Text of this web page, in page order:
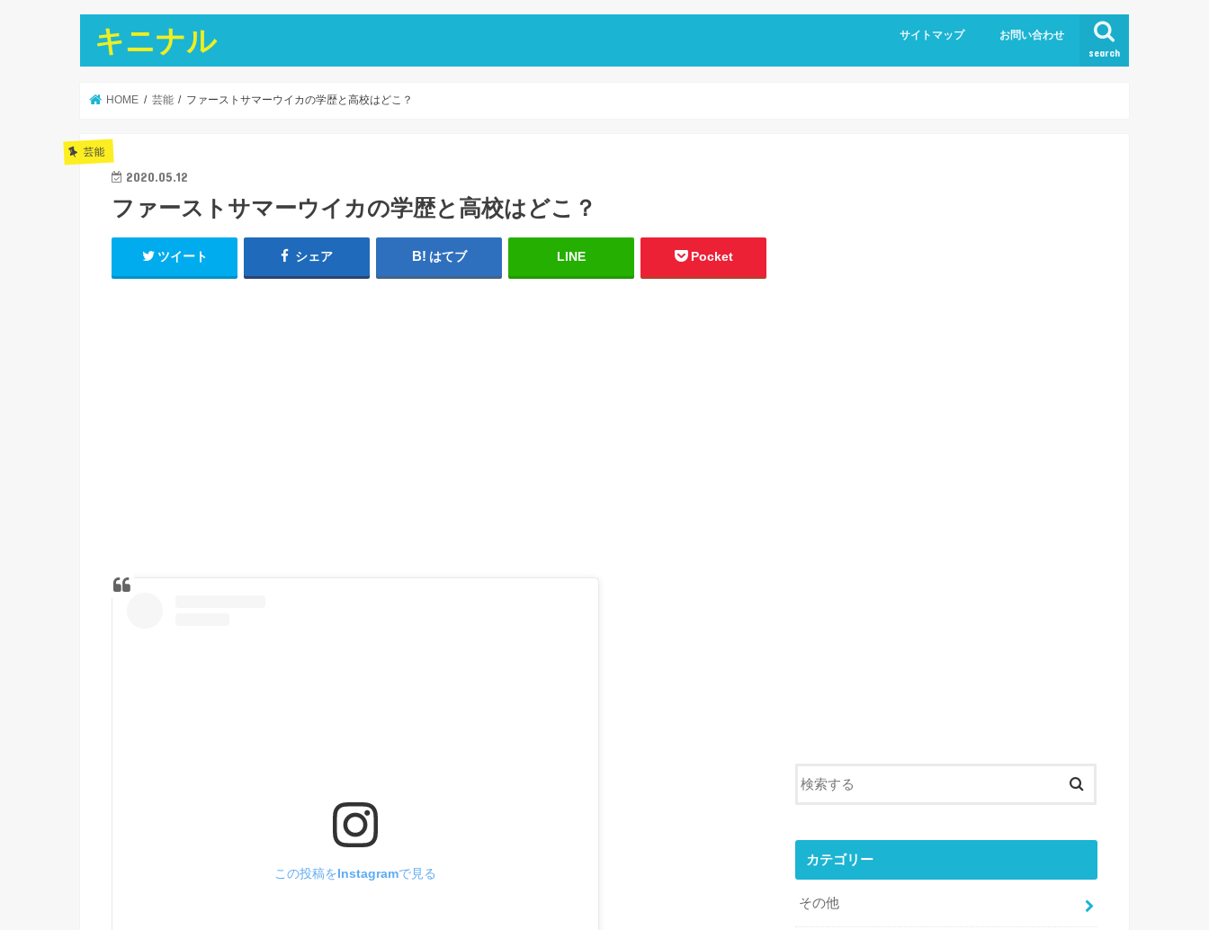
キニナル search
サイトマップ お問い合わせ
HOME 芸能 ファーストサマーウイカの学歴と高校はどこ？
芸能
2020.05.12
ファーストサマーウイカの学歴と高校はどこ？
ツイート シェア はてブ LINE Pocket
この投稿をInstagramで見る
カテゴリー
その他